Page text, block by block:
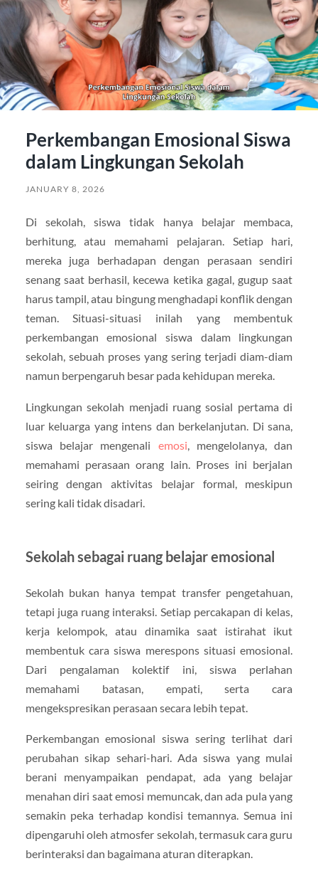
Perkembangan Emosional Siswa
dalam Lingkungan Sekolah
JANUARY 8, 2026
Di sekolah, siswa tidak hanya belajar membaca,
berhitung, atau memahami pelajaran. Setiap hari,
mereka juga berhadapan dengan perasaan sendiri
senang saat berhasil, kecewa ketika gagal, gugup saat
harus tampil, atau bingung menghadapi konflik dengan
teman. Situasi-situasi inilah yang membentuk
perkembangan emosional siswa dalam lingkungan
sekolah, sebuah proses yang sering terjadi diam-diam
namun berpengaruh besar pada kehidupan mereka.
Lingkungan sekolah menjadi ruang sosial pertama di
luar keluarga yang intens dan berkelanjutan. Di sana,
siswa belajar mengenali emosi , mengelolanya, dan
memahami perasaan orang lain. Proses ini berjalan
seiring dengan aktivitas belajar formal, meskipun
sering kali tidak disadari.
Sekolah sebagai ruang belajar emosional
Sekolah bukan hanya tempat transfer pengetahuan,
tetapi juga ruang interaksi. Setiap percakapan di kelas,
kerja kelompok, atau dinamika saat istirahat ikut
membentuk cara siswa merespons situasi emosional.
Dari pengalaman kolektif ini, siswa perlahan
memahami batasan, empati, serta cara
mengekspresikan perasaan secara lebih tepat.
Perkembangan emosional siswa sering terlihat dari
perubahan sikap sehari-hari. Ada siswa yang mulai
berani menyampaikan pendapat, ada yang belajar
menahan diri saat emosi memuncak, dan ada pula yang
semakin peka terhadap kondisi temannya. Semua ini
dipengaruhi oleh atmosfer sekolah, termasuk cara guru
berinteraksi dan bagaimana aturan diterapkan.